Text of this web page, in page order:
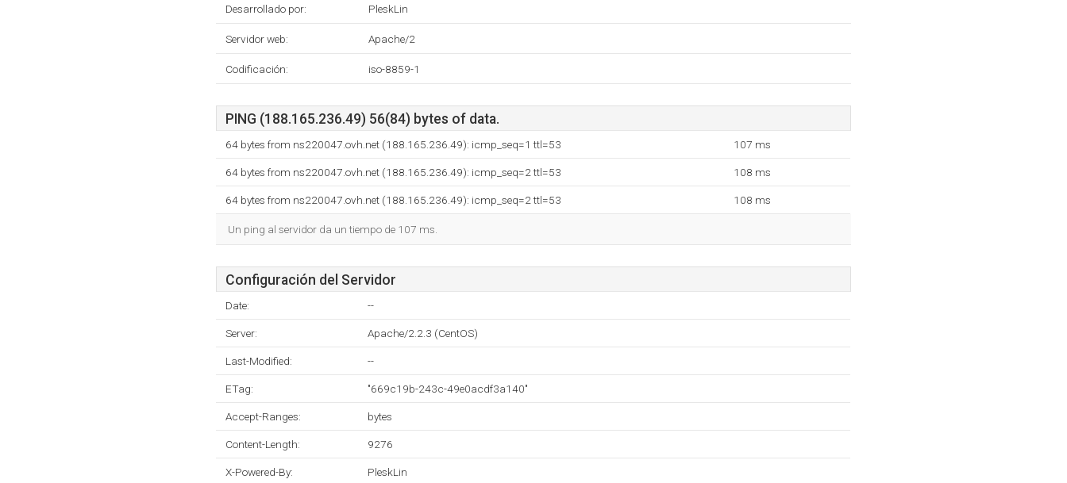
Desarrollado por: PleskLin
Servidor web: Apache/2
Codificación: iso-8859-1
PING (188.165.236.49) 56(84) bytes of data.
64 bytes from ns220047.ovh.net (188.165.236.49): icmp_seq=1 ttl=53 107 ms
64 bytes from ns220047.ovh.net (188.165.236.49): icmp_seq=2 ttl=53 108 ms
64 bytes from ns220047.ovh.net (188.165.236.49): icmp_seq=2 ttl=53 108 ms
Un ping al servidor da un tiempo de 107 ms.
Configuración del Servidor
Date: --
Server: Apache/2.2.3 (CentOS)
Last-Modified: --
ETag: "669c19b-243c-49e0acdf3a140"
Accept-Ranges: bytes
Content-Length: 9276
X-Powered-By: PleskLin